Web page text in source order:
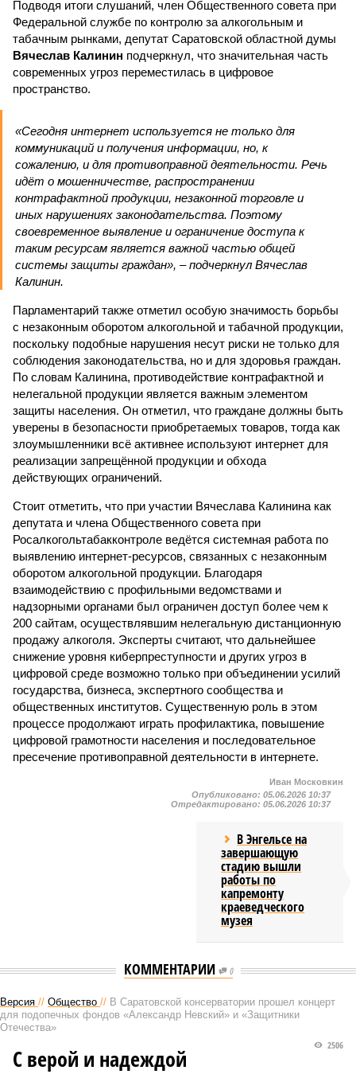
Подводя итоги слушаний, член Общественного совета при
Федеральной службе по контролю за алкогольным и
табачным рынками, депутат Саратовской областной думы
Вячеслав Калинин подчеркнул, что значительная часть
современных угроз переместилась в цифровое
пространство.
«Сегодня интернет используется не только для
коммуникаций и получения информации, но, к
сожалению, и для противоправной деятельности. Речь
идёт о мошенничестве, распространении
контрафактной продукции, незаконной торговле и
иных нарушениях законодательства. Поэтому
своевременное выявление и ограничение доступа к
таким ресурсам является важной частью общей
системы защиты граждан», – подчеркнул Вячеслав
Калинин.
Парламентарий также отметил особую значимость борьбы
с незаконным оборотом алкогольной и табачной продукции,
поскольку подобные нарушения несут риски не только для
соблюдения законодательства, но и для здоровья граждан.
По словам Калинина, противодействие контрафактной и
нелегальной продукции является важным элементом
защиты населения. Он отметил, что граждане должны быть
уверены в безопасности приобретаемых товаров, тогда как
злоумышленники всё активнее используют интернет для
реализации запрещённой продукции и обхода
действующих ограничений.
Стоит отметить, что при участии Вячеслава Калинина как
депутата и члена Общественного совета при
Росалкогольтабакконтроле ведётся системная работа по
выявлению интернет-ресурсов, связанных с незаконным
оборотом алкогольной продукции. Благодаря
взаимодействию с профильными ведомствами и
надзорными органами был ограничен доступ более чем к
200 сайтам, осуществлявшим нелегальную дистанционную
продажу алкоголя. Эксперты считают, что дальнейшее
снижение уровня киберпреступности и других угроз в
цифровой среде возможно только при объединении усилий
государства, бизнеса, экспертного сообщества и
общественных институтов. Существенную роль в этом
процессе продолжают играть профилактика, повышение
цифровой грамотности населения и последовательное
пресечение противоправной деятельности в интернете.
Иван Московкин
Опубликовано: 05.06.2026 10:37
Отредактировано: 05.06.2026 10:37
В Энгельсе на
завершающую
стадию вышли
работы по
капремонту
краеведческого
музея
КОММЕНТАРИИ 0
Версия // Общество // В Саратовской консерватории прошел концерт
для подопечных фондов «Александр Невский» и «Защитники
Отечества»
2506
С верой и надеждой